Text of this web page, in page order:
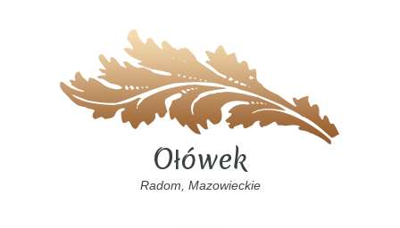
Ołówek
Radom, Mazowieckie